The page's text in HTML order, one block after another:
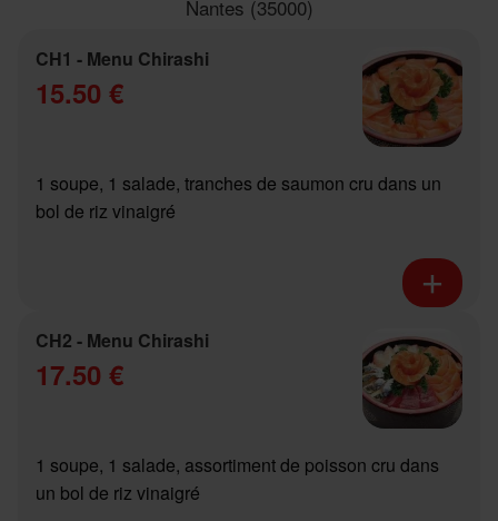
Nantes (35000)
CH1 - Menu Chirashi
15.50 €
1 soupe, 1 salade, tranches de saumon cru dans un
bol de riz vinaigré
CH2 - Menu Chirashi
17.50 €
1 soupe, 1 salade, assortiment de poisson cru dans
un bol de riz vinaigré